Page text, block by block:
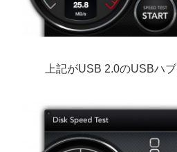
上記がUSB 2.0のUSBハ